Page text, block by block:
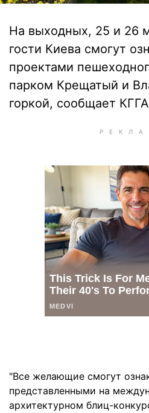
На выходных, 25 и 26
гости Киева смогут
проектами
парком Крещатый и
горкой, сообщает
"Все желающие смогут
представленными на
архитектурном блиц-